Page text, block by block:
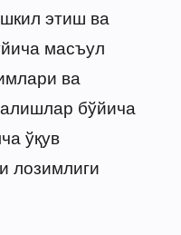
этиш ва
масъул
ва
бўйича
ўқув
лозимлиги